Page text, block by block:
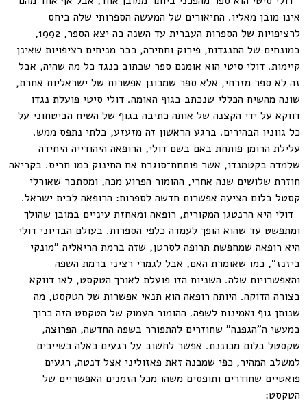
אינו מובן מאליו. התיאורים של המעשה הספרותי שלה ביחס
לרציפויות של הספרות העברית עד השנה בה יצא הספר, 1992,
במונחים של התנגדות, פירוק וחתירה, כבר מניחים רציפויות שאינן
קיימות. דולי סיטי הוא אומנם ספר שכתוב כנגד כל מה שהיה, אבל
זה לא ספר מזרחי, אלא ספר שמכונן אפשרות של ישראליות אחרת,
שונה מהשיח הכללי שנכתב בגוף האומה. דולי סיטי פועלת נגדו
דווקא על ידי הקצנה של אותה כתיבה בגוף של השיח הביטחוני על
כל גווניו הבהירים. ברגע הראשון זה מזעזע, בלתי נתפס ממש.
עלילת הרומן פותחת באם בשם דולי, הרופאה היהודייה היחידה
שלמדה בקטמנדו, אשר פותחת־סוגרת את התינוק כמו תריס. בקריאה
חוזרת שלושים שנה אחרי, ההומור הפרוע מכה, ומסתבר שאורלי
קסטל בלום הציעה אפשרות חדשה לספרות: הרופאה לבית ישראל.
דולי היא הרנטגן המקורית, רופאה ומאחזת עיניים במובן שהולך
ומתפשט עד שהוא הופך לעמדה כלפי הספרות. בעולם הבדיוני דולי
היא רופאה שמחפשת תרופה לסרטן, שזה ברמת הריאליה "מונקי
ביזנז", כמו שאומרת האם, אבל לגמרי רציני ברמת השפה
והאפשרויות שלה. השניות הזו פועלת לאורך הטקסט, לאו דווקא
בצורה הדוקה. היותה רופאה הוא תנאי אפשרות של הטקסט, מה
שנותן גוף ואמינות לשפה. ההומור העמוק של הטקסט הזה כרוך
במעשי ה"הגפנה" שחוזרים להתפורר בשפה החדשה, הפרוצה,
שקסטל בלום מכוננת. אפשר לחשוב על רגעים כאלה כשייכים
למשלב המהיר, כפי שמכנה זאת פאזוליני אצל דנטה, רגעים
פואטיים שחודרים ותופסים משהו מכל הזמנים האפשריים של
הטקסט: